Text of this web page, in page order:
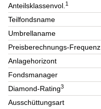
Anteilsklassenvol.1
Teilfondsname
Umbrellaname
Preisberechnungs-Frequenz
Anlagehorizont
Fondsmanager
Diamond-Rating3
Ausschüttungsart